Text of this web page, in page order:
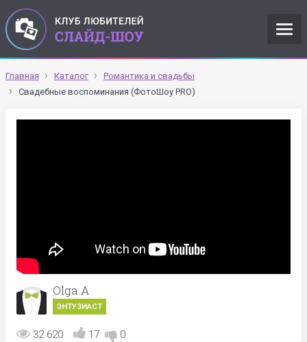
Главная Каталог
Романтика и свадьбы
Свадебные воспоминания (ФотоШоу PRO)
Olga.A
ЭНТУЗИАСТ
32 620 17 0